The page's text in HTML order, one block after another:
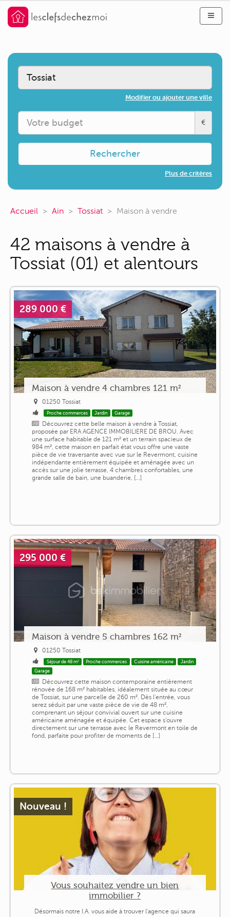
Modifier ou ajouter une ville
€
Rechercher
Plus de critères
Accueil Ain Tossiat Maison à vendre
42 maisons à vendre à
Tossiat (01) et alentours
289 000 €
Maison à vendre 4 chambres 121 m²
01250 Tossiat
Proche commerces Jardin Garage
Découvrez cette belle maison à vendre à Tossiat,
proposée par ERA AGENCE IMMOBILIERE DE BROU. Avec
une surface habitable de 121 m² et un terrain spacieux de
984 m², cette maison en parfait état vous offre une vaste
pièce de vie traversante avec vue sur le Revermont, cuisine
indépendante entièrement équipée et aménagée avec un
accès sur une jolie terrasse, 4 chambres confortables, une
grande salle de bain, une buanderie, [...]
295 000 €
Maison à vendre 5 chambres 162 m²
01250 Tossiat
Séjour de 48 m² Proche commerces Cuisine américaine
Jardin
Garage
Découvrez cette maison contemporaine entièrement
rénovée de 168 m² habitables, idéalement située au cœur
de Tossiat, sur une parcelle de 260 m². Dès l'entrée, vous
serez séduit par une vaste pièce de vie de 48 m²,
comprenant un séjour convivial ouvert sur une cuisine
américaine aménagée et équipée. Cet espace s'ouvre
directement sur une terrasse avec le Revermont en toile de
fond, parfaite pour profiter de moments de [...]
Nouveau !
Vous souhaitez vendre un bien
immobilier ?
Désormais notre I.A. vous aide à trouver l'agence qui saura